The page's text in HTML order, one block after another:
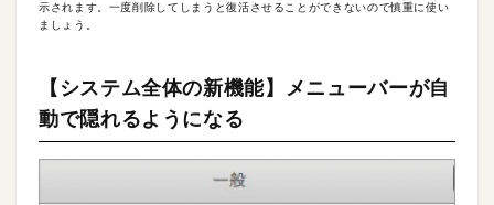
示されます。一度削除してしまうと復活させることができないので慎重に使い
ましょう。
【システム全体の新機能】メニューバーが自
動で隠れるようになる